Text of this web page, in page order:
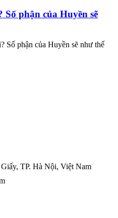
phận của Huyền sẽ
Số phận của Huyền sẽ như thế
TP. Hà Nội, Việt Nam